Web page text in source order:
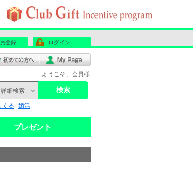
登録 ログイン
ようこそ、会員様
詳細検索 検索
くる 婚活
プレゼント